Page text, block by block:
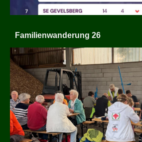
Familienwanderung 26